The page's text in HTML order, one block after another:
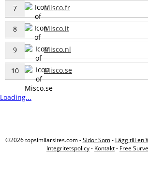
7 Misco.fr
8 Misco.it
9 Misco.nl
10 Misco.se
Loading...
©2026 topsimilarsites.com -Sidor Som- Lägg till en
Integritetspolicy- Kontakt- Free